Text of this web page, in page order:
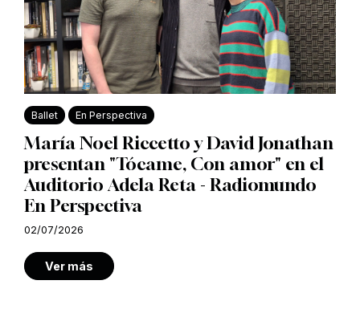
Ballet En Perspectiva
María Noel Riccetto y David Jonathan
presentan "Tócame, Con amor" en el
Auditorio Adela Reta - Radiomundo
En Perspectiva
02/07/2026
Ver más